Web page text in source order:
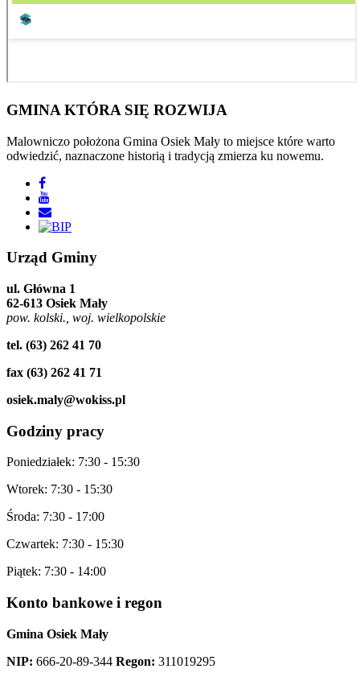
GMINA KTÓRA SIĘ ROZWIJA
Malowniczo położona Gmina Osiek Mały to miejsce które warto
odwiedzić, naznaczone historią i tradycją zmierza ku nowemu.
Urząd Gminy
ul. Główna 1
62-613 Osiek Mały
pow. kolski., woj. wielkopolskie
tel. (63) 262 41 70
fax (63) 262 41 71
osiek.maly@wokiss.pl
Godziny pracy
Poniedziałek: 7:30 - 15:30
Wtorek: 7:30 - 15:30
Środa: 7:30 - 17:00
Czwartek: 7:30 - 15:30
Piątek: 7:30 - 14:00
Konto bankowe i regon
Gmina Osiek Mały
NIP: 666-20-89-344 Regon: 311019295